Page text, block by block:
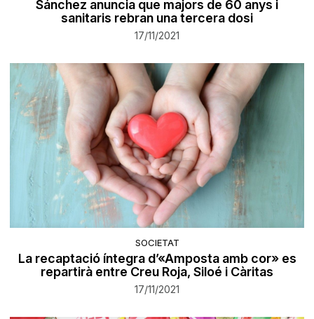
Sánchez anuncia que majors de 60 anys i
sanitaris rebran una tercera dosi
17/11/2021
SOCIETAT
La recaptació íntegra d’«Amposta amb cor» es
repartirà entre Creu Roja, Siloé i Càritas
17/11/2021